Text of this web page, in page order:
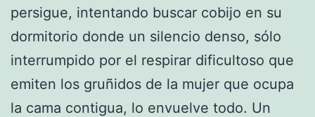
persigue, intentando buscar cobijo en su
dormitorio donde un silencio denso, sólo
interrumpido por el respirar dificultoso que
emiten los gruñidos de la mujer que ocupa
la cama contigua, lo envuelve todo. Un